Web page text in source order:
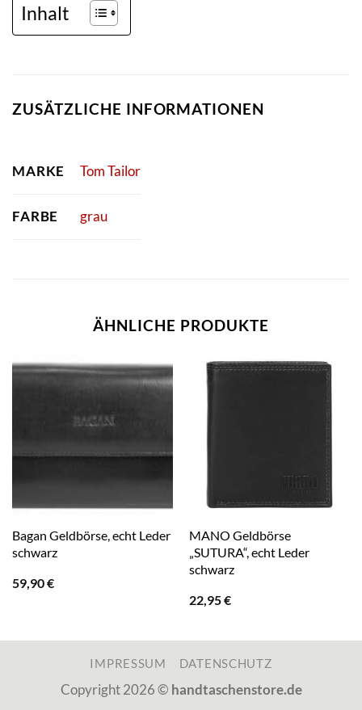
Inhalt
ZUSÄTZLICHE INFORMATIONEN
MARKE Tom Tailor
FARBE grau
ÄHNLICHE PRODUKTE
Bagan Geldbörse, echt Leder
schwarz
59,90€
MANO Geldbörse
„SUTURA“, echt Leder
schwarz
22,95€
IMPRESSUM DATENSCHUTZ
Copyright 2026 © handtaschenstore.de